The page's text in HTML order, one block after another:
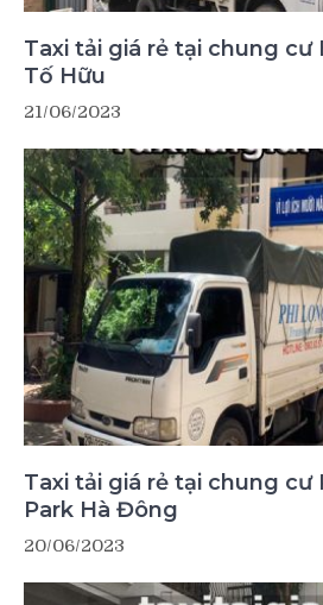
Taxi tải giá rẻ tại chung cư
Tố Hữu
21/06/2023
Taxi tải giá rẻ tại chung cư
Park Hà Đông
20/06/2023